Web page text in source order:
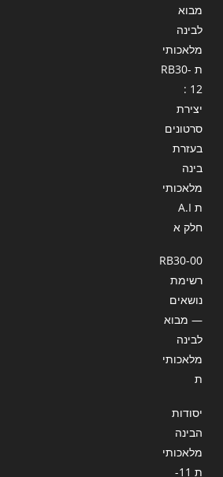
מבוא
לבינה
מלאכותי
ת RB30-
12 :
יצירת
סרטונים
בעזרת
בינה
מלאכותי
ת A.I
חלק א
RB30-00
רשימת
נושאים
— מבוא
לבינה
מלאכותי
ת
יסודות
הבינה
מלאכותי
ת 11-